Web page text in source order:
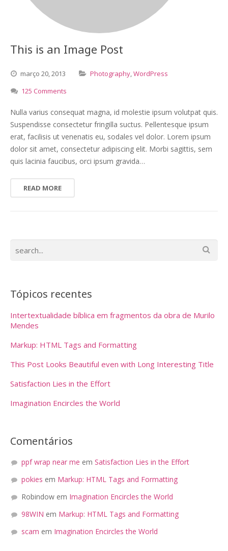
This is an Image Post
março 20,2013 Photography,WordPress
125 Comments
Nulla varius consequat magna, id molestie ipsum volutpat quis.
Suspendisse consectetur fringilla suctus. Pellentesque ipsum
erat, facilisis ut venenatis eu, sodales vel dolor. Lorem ipsum
dolor sit amet, consectetur adipiscing elit. Morbi sagittis, sem
quis lacinia faucibus, orci ipsum gravida…
READ MORE
Tópicos recentes
Intertextualidade bíblica em fragmentos da obra de Murilo
Mendes
Markup: HTML Tags and Formatting
This Post Looks Beautiful even with Long Interesting Title
Satisfaction Lies in the Effort
Imagination Encircles the World
Comentários
ppf wrap near me em Satisfaction Lies in the Effort
pokies em Markup: HTML Tags and Formatting
Robindow em Imagination Encircles the World
98WIN em Markup: HTML Tags and Formatting
scam em Imagination Encircles the World